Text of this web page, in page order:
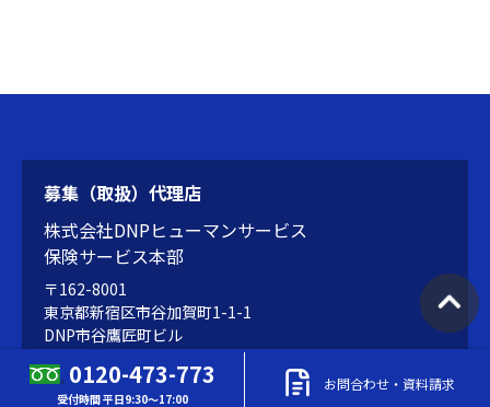
0120-473-773
受付時間 平日9:30～17:00
お問合わせ・資料請求
募集（取扱）代理店
株式会社DNPヒューマンサービス
保険サービス本部
〒162-8001
東京都新宿区市谷加賀町1-1-1
DNP市谷鷹匠町ビル